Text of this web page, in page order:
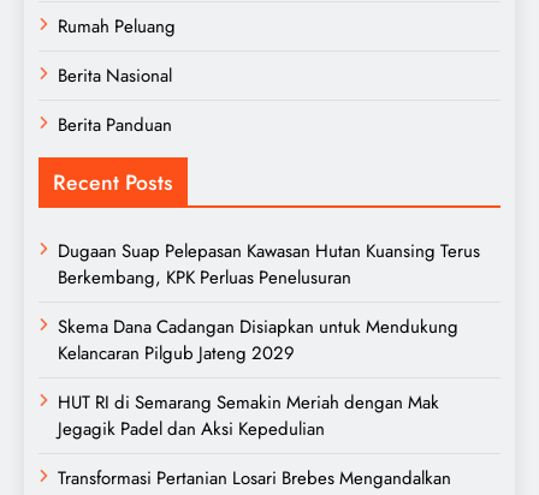
Rumah Peluang
Berita Nasional
Berita Panduan
Recent Posts
Dugaan Suap Pelepasan Kawasan Hutan Kuansing Terus
Berkembang, KPK Perluas Penelusuran
Skema Dana Cadangan Disiapkan untuk Mendukung
Kelancaran Pilgub Jateng 2029
HUT RI di Semarang Semakin Meriah dengan Mak
Jegagik Padel dan Aksi Kepedulian
Transformasi Pertanian Losari Brebes Mengandalkan